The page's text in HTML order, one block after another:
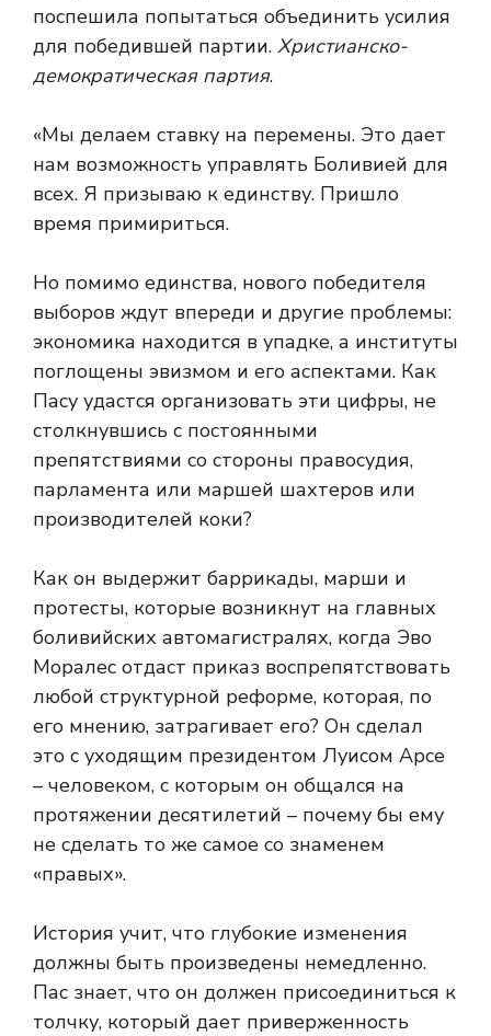
поспешила попытаться объединить усилия
для победившей партии. Христианско-
демократическая партия.
«Мы делаем ставку на перемены. Это дает
нам возможность управлять Боливией для
всех. Я призываю к единству. Пришло
время примириться.
Но помимо единства, нового победителя
выборов ждут впереди и другие проблемы:
экономика находится в упадке, а институты
поглощены эвизмом и его аспектами. Как
Пасу удастся организовать эти цифры, не
столкнувшись с постоянными
препятствиями со стороны правосудия,
парламента или маршей шахтеров или
производителей коки?
Как он выдержит баррикады, марши и
протесты, которые возникнут на главных
боливийских автомагистралях, когда Эво
Моралес отдаст приказ воспрепятствовать
любой структурной реформе, которая, по
его мнению, затрагивает его? Он сделал
это с уходящим президентом Луисом Арсе
– человеком, с которым он общался на
протяжении десятилетий – почему бы ему
не сделать то же самое со знаменем
«правых».
История учит, что глубокие изменения
должны быть произведены немедленно.
Пас знает, что он должен присоединиться к
толчку, который дает приверженность